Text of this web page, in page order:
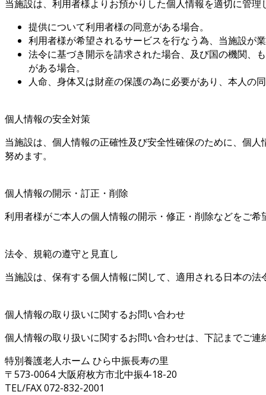
当施設は、利用者様よりお預かりした個人情報を適切に管
提供について利用者様の同意がある場合。
利用者様が希望されるサービスを行なう為、当施設が
法令に基づき開示を請求された場合、及び国の機関、
がある場合。
人命、身体又は財産の保護の為に必要があり、本人の
個人情報の安全対策
当施設は、個人情報の正確性及び安全性確保のために、個
努めます。
個人情報の開示・訂正・削除
利用者様がご本人の個人情報の開示・修正・削除などをご
法令、規範の遵守と見直し
当施設は、保有する個人情報に関して、適用される日本の
個人情報の取り扱いに関するお問い合わせ
個人情報の取り扱いに関するお問い合わせは、下記までご連
特別養護老人ホーム ひら中振長寿の里
〒573-0064 大阪府枚方市北中振4-18-20
TEL/FAX 072-832-2001